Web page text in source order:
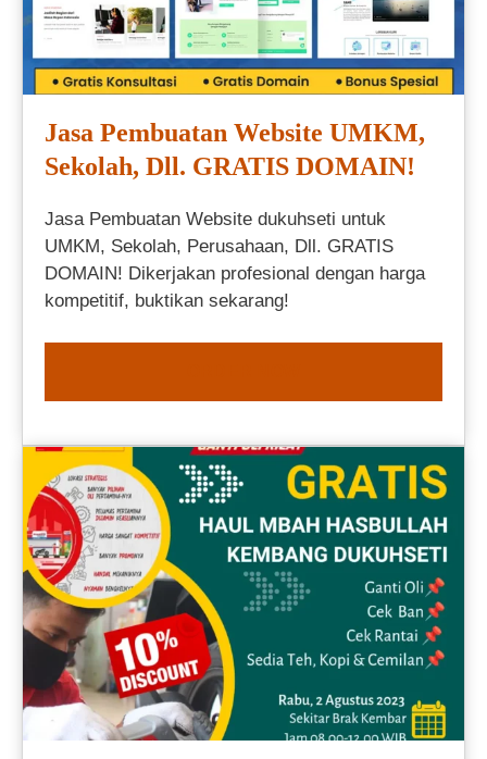
Jasa Pembuatan Website UMKM,
Sekolah, Dll. GRATIS DOMAIN!
Jasa Pembuatan Website dukuhseti untuk
UMKM, Sekolah, Perusahaan, Dll. GRATIS
DOMAIN! Dikerjakan profesional dengan harga
kompetitif, buktikan sekarang!